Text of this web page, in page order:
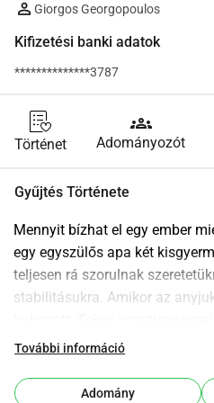
Giorgos Georgopoulos
Kifizetési banki adatok
**************3787
Történet
groups
Adományozót
Gyűjtés Története
Mennyit bízhat el egy ember
egy egyszülős apa két
teljesen rá szorulnak
stabilitásukra. Amikor az
munkahelyét a
újraépítette az életüket,
További információ
Adomány